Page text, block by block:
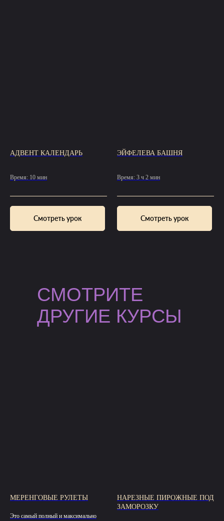
АДВЕНТ КАЛЕНДАРЬ
Время: 10 мин
Смотреть урок
ЭЙФЕЛЕВА БАШНЯ
Время: 3 ч 2 мин
Смотреть урок
СМОТРИТЕ
ДРУГИЕ КУРСЫ
МЕРЕНГОВЫЕ РУЛЕТЫ
Это самый полный и максимально
НАРЕЗНЫЕ ПИРОЖНЫЕ ПОД
ЗАМОРОЗКУ